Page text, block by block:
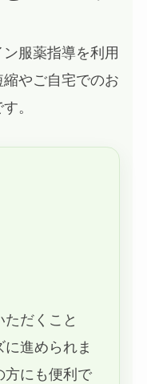
服薬指導を利用
やご自宅でのお
。
だくこと
進められま
方にも便利で